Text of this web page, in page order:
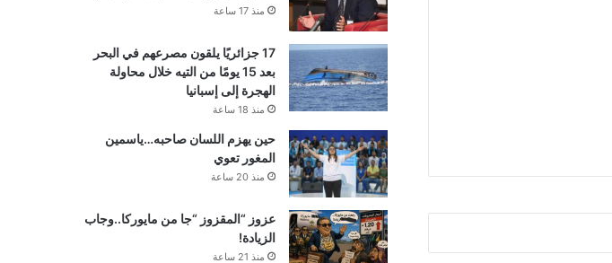
منذ 17 ساعة
17 جزائريًا يلقون مصرعهم في البحر
بعد 15 يومًا من التيه خلال محاولة
الهجرة إلى إسبانيا
منذ 18 ساعة
حين يهزم اللسان صاحبه…ياسمين
المغور تعوي
منذ 20 ساعة
عزوز “المقزوز “جا من مايوركا..وجاب
الزيادة!
منذ 21 ساعة